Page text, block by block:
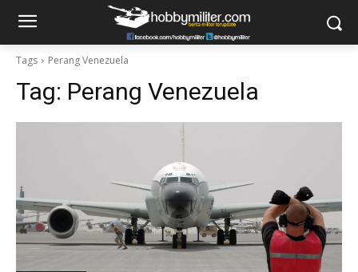
Tags Perang Venezuela
Tag: Perang Venezuela